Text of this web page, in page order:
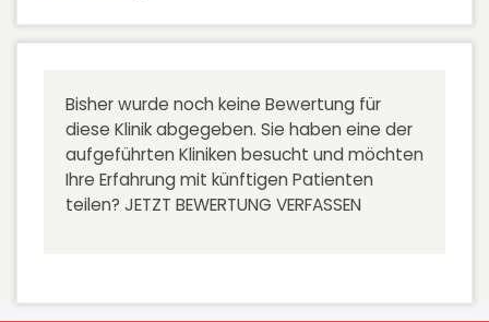
Bisher wurde noch keine Bewertung für
diese Klinik abgegeben. Sie haben eine der
aufgeführten Kliniken besucht und möchten
Ihre Erfahrung mit künftigen Patienten
teilen? JETZT BEWERTUNG VERFASSEN